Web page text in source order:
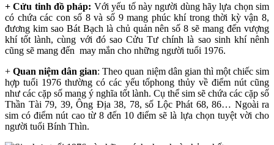
+ Cửu tinh đồ pháp: Với yếu tố này người dùng hãy lựa chọn sim
có chứa các con số 8 và số 9 mang phúc khí trong thời kỳ vận 8,
đương kim sao Bát Bạch là chủ quản nên số 8 sẽ mang đến vượng
khí tốt lành, cùng với đó sao Cửu Tư chính là sao sinh khí nênh
cũng sẽ mang đến may mắn cho những người tuổi 1976.
+Quan niệm dân gian: Theo quan niệm dân gian thì một chiếc sim
hợp tuổi 1976 thường có các yếu tốphong thủy về điểm nút cũng
như các cặp số mang ý nghĩa tốt lành. Cụ thể sim sẽ chứa các cặp số
Thần Tài 79, 39, Ông Địa 38, 78, số Lộc Phát 68, 86… Ngoài ra
sim có điểm nút cao từ 8 đến 10 điểm sẽ là lựa chọn tuyệt vời cho
người tuổi Bính Thìn.